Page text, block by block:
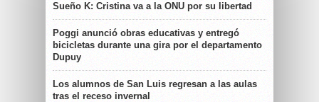
Sueño K: Cristina va a la ONU por su libertad
Poggi anunció obras educativas y entregó
bicicletas durante una gira por el departamento
Dupuy
Los alumnos de San Luis regresan a las aulas
tras el receso invernal